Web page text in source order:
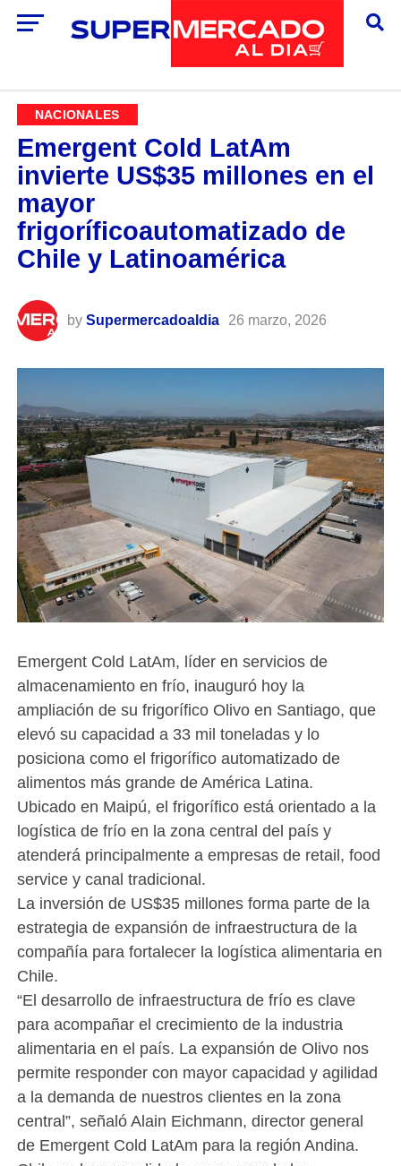
NACIONALES
Emergent Cold LatAm
invierte US$35 millones en el
mayor
frigoríficoautomatizado de
Chile y Latinoamérica
by Supermercadoaldia 26 marzo, 2026
Emergent Cold LatAm, líder en servicios de
almacenamiento en frío, inauguró hoy la
ampliación de su frigorífico Olivo en Santiago, que
elevó su capacidad a 33 mil toneladas y lo
posiciona como el frigorífico automatizado de
alimentos más grande de América Latina.
Ubicado en Maipú, el frigorífico está orientado a la
logística de frío en la zona central del país y
atenderá principalmente a empresas de retail, food
service y canal tradicional.
La inversión de US$35 millones forma parte de la
estrategia de expansión de infraestructura de la
compañía para fortalecer la logística alimentaria en
Chile.
“El desarrollo de infraestructura de frío es clave
para acompañar el crecimiento de la industria
alimentaria en el país. La expansión de Olivo nos
permite responder con mayor capacidad y agilidad
a la demanda de nuestros clientes en la zona
central”, señaló Alain Eichmann, director general
de Emergent Cold LatAm para la región Andina.